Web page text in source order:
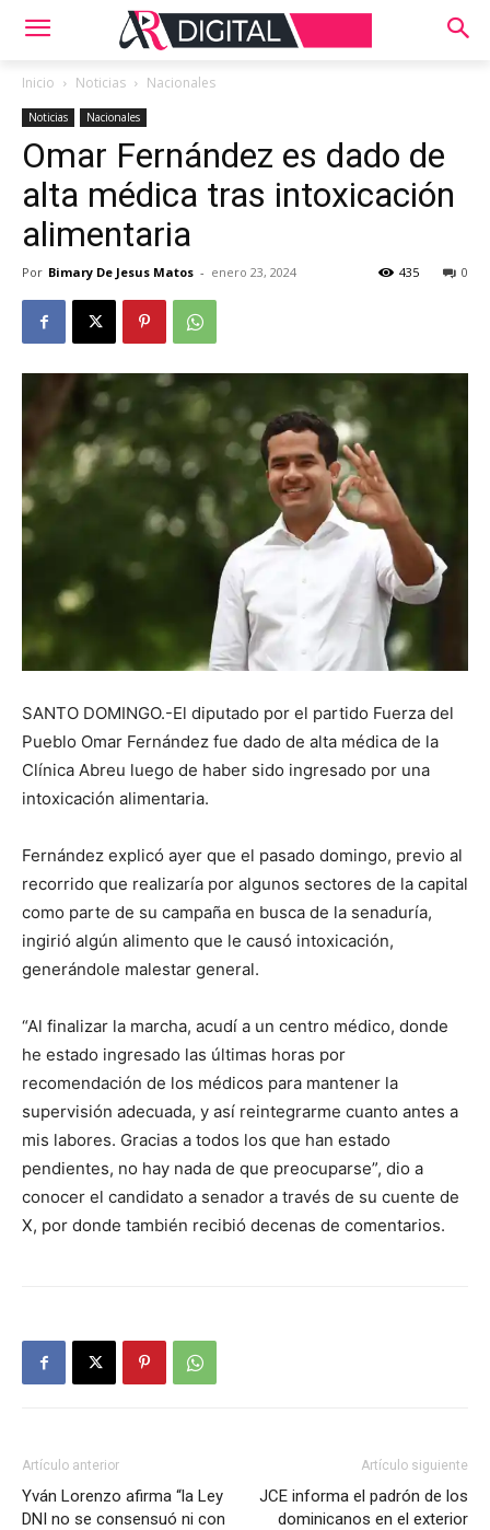
Inicio Noticias Nacionales
Noticias Nacionales
Omar Fernández es dado de
alta médica tras intoxicación
alimentaria
Por Bimary De Jesus Matos - enero 23, 2024 0
435
SANTO DOMINGO.-El diputado por el partido Fuerza del
Pueblo Omar Fernández fue dado de alta médica de la
Clínica Abreu luego de haber sido ingresado por una
intoxicación alimentaria.
Fernández explicó ayer que el pasado domingo, previo al
recorrido que realizaría por algunos sectores de la capital
como parte de su campaña en busca de la senaduría,
ingirió algún alimento que le causó intoxicación,
generándole malestar general.
“Al finalizar la marcha, acudí a un centro médico, donde
he estado ingresado las últimas horas por
recomendación de los médicos para mantener la
supervisión adecuada, y así reintegrarme cuanto antes a
mis labores. Gracias a todos los que han estado
pendientes, no hay nada de que preocuparse”, dio a
conocer el candidato a senador a través de su cuente de
X, por donde también recibió decenas de comentarios.
Artículo anterior
Yván Lorenzo afirma “la Ley
DNI no se consensuó ni con
Artículo siguiente
JCE informa el padrón de los
dominicanos en el exterior